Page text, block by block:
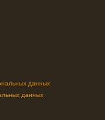
данных
данных